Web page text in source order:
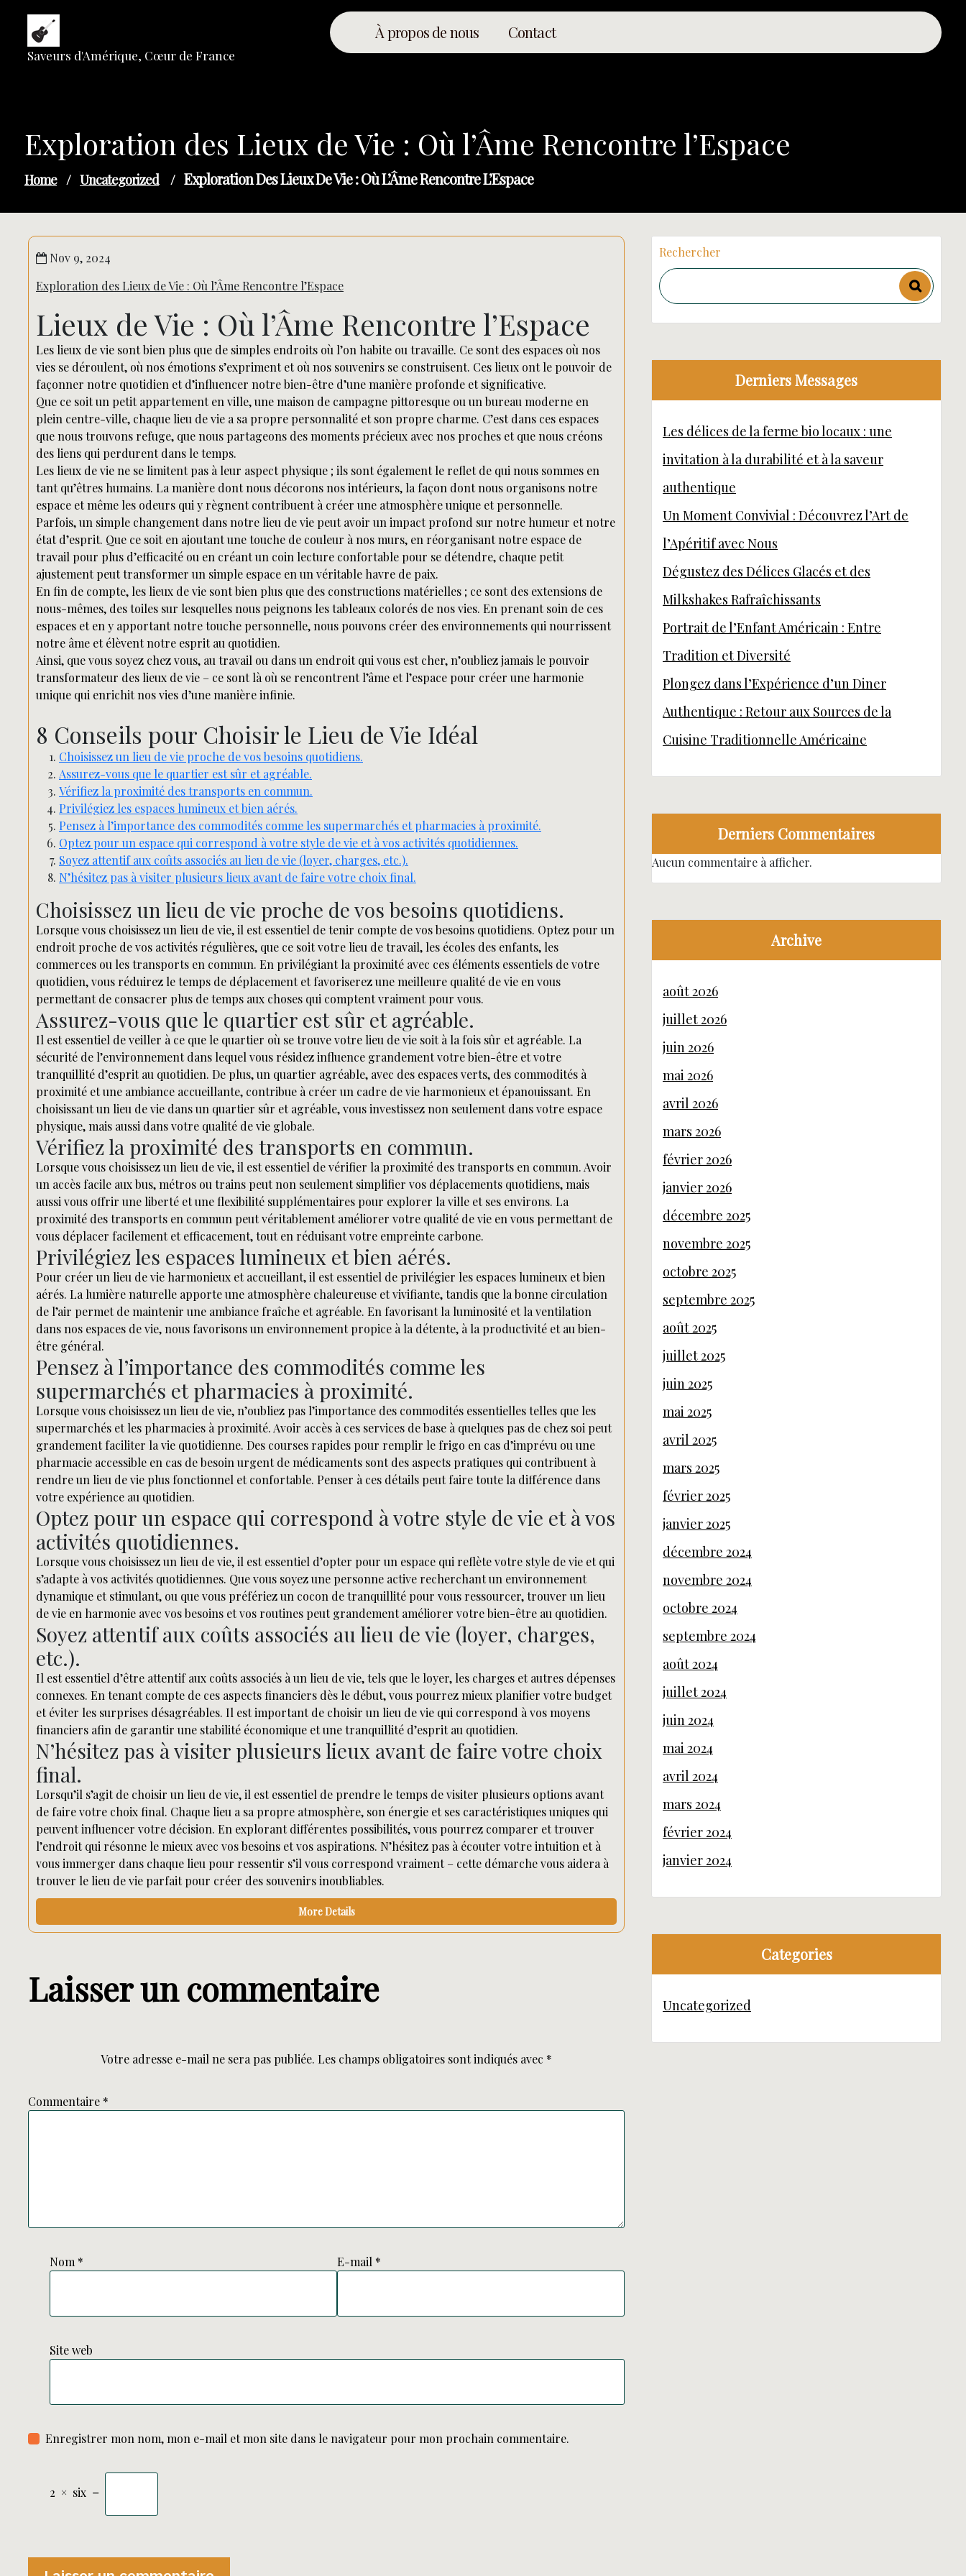
content
Saveurs d'Amérique, Cœur de France
À propos de nous Contact
Exploration des Lieux de Vie : Où l’Âme Rencontre l’Espace
Home / Uncategorized / Exploration Des Lieux De Vie : Où L’Âme Rencontre L’Espace
Nov 9, 2024
Exploration des Lieux de Vie : Où l’Âme Rencontre l’Espace
Lieux de Vie : Où l’Âme Rencontre l’Espace
Les lieux de vie sont bien plus que de simples endroits où l’on habite ou travaille. Ce sont des espaces où nos
vies se déroulent, où nos émotions s’expriment et où nos souvenirs se construisent. Ces lieux ont le pouvoir de
façonner notre quotidien et d’influencer notre bien-être d’une manière profonde et significative.
Que ce soit un petit appartement en ville, une maison de campagne pittoresque ou un bureau moderne en
plein centre-ville, chaque lieu de vie a sa propre personnalité et son propre charme. C’est dans ces espaces
que nous trouvons refuge, que nous partageons des moments précieux avec nos proches et que nous créons
des liens qui perdurent dans le temps.
Les lieux de vie ne se limitent pas à leur aspect physique ; ils sont également le reflet de qui nous sommes en
tant qu’êtres humains. La manière dont nous décorons nos intérieurs, la façon dont nous organisons notre
espace et même les odeurs qui y règnent contribuent à créer une atmosphère unique et personnelle.
Parfois, un simple changement dans notre lieu de vie peut avoir un impact profond sur notre humeur et notre
état d’esprit. Que ce soit en ajoutant une touche de couleur à nos murs, en réorganisant notre espace de
travail pour plus d’efficacité ou en créant un coin lecture confortable pour se détendre, chaque petit
ajustement peut transformer un simple espace en un véritable havre de paix.
En fin de compte, les lieux de vie sont bien plus que des constructions matérielles ; ce sont des extensions de
nous-mêmes, des toiles sur lesquelles nous peignons les tableaux colorés de nos vies. En prenant soin de ces
espaces et en y apportant notre touche personnelle, nous pouvons créer des environnements qui nourrissent
notre âme et élèvent notre esprit au quotidien.
Ainsi, que vous soyez chez vous, au travail ou dans un endroit qui vous est cher, n’oubliez jamais le pouvoir
transformateur des lieux de vie – ce sont là où se rencontrent l’âme et l’espace pour créer une harmonie
unique qui enrichit nos vies d’une manière infinie.
8 Conseils pour Choisir le Lieu de Vie Idéal
Choisissez un lieu de vie proche de vos besoins quotidiens.
Assurez-vous que le quartier est sûr et agréable.
Vérifiez la proximité des transports en commun.
Privilégiez les espaces lumineux et bien aérés.
Pensez à l’importance des commodités comme les supermarchés et pharmacies à proximité.
Optez pour un espace qui correspond à votre style de vie et à vos activités quotidiennes.
Soyez attentif aux coûts associés au lieu de vie (loyer, charges, etc.).
N’hésitez pas à visiter plusieurs lieux avant de faire votre choix final.
Choisissez un lieu de vie proche de vos besoins quotidiens.
Lorsque vous choisissez un lieu de vie, il est essentiel de tenir compte de vos besoins quotidiens. Optez pour un
endroit proche de vos activités régulières, que ce soit votre lieu de travail, les écoles des enfants, les
commerces ou les transports en commun. En privilégiant la proximité avec ces éléments essentiels de votre
quotidien, vous réduirez le temps de déplacement et favoriserez une meilleure qualité de vie en vous
permettant de consacrer plus de temps aux choses qui comptent vraiment pour vous.
Assurez-vous que le quartier est sûr et agréable.
Il est essentiel de veiller à ce que le quartier où se trouve votre lieu de vie soit à la fois sûr et agréable. La
sécurité de l’environnement dans lequel vous résidez influence grandement votre bien-être et votre
tranquillité d’esprit au quotidien. De plus, un quartier agréable, avec des espaces verts, des commodités à
proximité et une ambiance accueillante, contribue à créer un cadre de vie harmonieux et épanouissant. En
choisissant un lieu de vie dans un quartier sûr et agréable, vous investissez non seulement dans votre espace
physique, mais aussi dans votre qualité de vie globale.
Vérifiez la proximité des transports en commun.
Lorsque vous choisissez un lieu de vie, il est essentiel de vérifier la proximité des transports en commun. Avoir
un accès facile aux bus, métros ou trains peut non seulement simplifier vos déplacements quotidiens, mais
aussi vous offrir une liberté et une flexibilité supplémentaires pour explorer la ville et ses environs. La
proximité des transports en commun peut véritablement améliorer votre qualité de vie en vous permettant de
vous déplacer facilement et efficacement, tout en réduisant votre empreinte carbone.
Privilégiez les espaces lumineux et bien aérés.
Pour créer un lieu de vie harmonieux et accueillant, il est essentiel de privilégier les espaces lumineux et bien
aérés. La lumière naturelle apporte une atmosphère chaleureuse et vivifiante, tandis que la bonne circulation
de l’air permet de maintenir une ambiance fraîche et agréable. En favorisant la luminosité et la ventilation
dans nos espaces de vie, nous favorisons un environnement propice à la détente, à la productivité et au bien-
être général.
Pensez à l’importance des commodités comme les
supermarchés et pharmacies à proximité.
Lorsque vous choisissez un lieu de vie, n’oubliez pas l’importance des commodités essentielles telles que les
supermarchés et les pharmacies à proximité. Avoir accès à ces services de base à quelques pas de chez soi peut
grandement faciliter la vie quotidienne. Des courses rapides pour remplir le frigo en cas d’imprévu ou une
pharmacie accessible en cas de besoin urgent de médicaments sont des aspects pratiques qui contribuent à
rendre un lieu de vie plus fonctionnel et confortable. Penser à ces détails peut faire toute la différence dans
votre expérience au quotidien.
Optez pour un espace qui correspond à votre style de vie et à vos
activités quotidiennes.
Lorsque vous choisissez un lieu de vie, il est essentiel d’opter pour un espace qui reflète votre style de vie et qui
s’adapte à vos activités quotidiennes. Que vous soyez une personne active recherchant un environnement
dynamique et stimulant, ou que vous préfériez un cocon de tranquillité pour vous ressourcer, trouver un lieu
de vie en harmonie avec vos besoins et vos routines peut grandement améliorer votre bien-être au quotidien.
Soyez attentif aux coûts associés au lieu de vie (loyer, charges,
etc.).
Il est essentiel d’être attentif aux coûts associés à un lieu de vie, tels que le loyer, les charges et autres dépenses
connexes. En tenant compte de ces aspects financiers dès le début, vous pourrez mieux planifier votre budget
et éviter les surprises désagréables. Il est important de choisir un lieu de vie qui correspond à vos moyens
financiers afin de garantir une stabilité économique et une tranquillité d’esprit au quotidien.
N’hésitez pas à visiter plusieurs lieux avant de faire votre choix
final.
Lorsqu’il s’agit de choisir un lieu de vie, il est essentiel de prendre le temps de visiter plusieurs options avant
de faire votre choix final. Chaque lieu a sa propre atmosphère, son énergie et ses caractéristiques uniques qui
peuvent influencer votre décision. En explorant différentes possibilités, vous pourrez comparer et trouver
l’endroit qui résonne le mieux avec vos besoins et vos aspirations. N’hésitez pas à écouter votre intuition et à
vous immerger dans chaque lieu pour ressentir s’il vous correspond vraiment – cette démarche vous aidera à
trouver le lieu de vie parfait pour créer des souvenirs inoubliables.
More Details
Laisser un commentaire
Votre adresse e-mail ne sera pas publiée. Les champs obligatoires sont indiqués avec *
Commentaire *
Nom * E-mail *
Site web
Enregistrer mon nom, mon e-mail et mon site dans le navigateur pour mon prochain commentaire.
2 × six =
Rechercher
Derniers Messages
Les délices de la ferme bio locaux : une
invitation à la durabilité et à la saveur
authentique
Un Moment Convivial : Découvrez l’Art de
l’Apéritif avec Nous
Dégustez des Délices Glacés et des
Milkshakes Rafraîchissants
Portrait de l’Enfant Américain : Entre
Tradition et Diversité
Plongez dans l’Expérience d’un Diner
Authentique : Retour aux Sources de la
Cuisine Traditionnelle Américaine
Derniers Commentaires
Aucun commentaire à afficher.
Archive
août 2026
juillet 2026
juin 2026
mai 2026
avril 2026
mars 2026
février 2026
janvier 2026
décembre 2025
novembre 2025
octobre 2025
septembre 2025
août 2025
juillet 2025
juin 2025
mai 2025
avril 2025
mars 2025
février 2025
janvier 2025
décembre 2024
novembre 2024
octobre 2024
septembre 2024
août 2024
juillet 2024
juin 2024
mai 2024
avril 2024
mars 2024
février 2024
janvier 2024
Categories
Uncategorized